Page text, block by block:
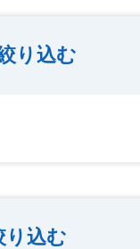
り込む
り込む